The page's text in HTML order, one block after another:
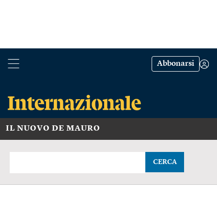
Abbonarsi
IL NUOVO DE MAURO
CERCA